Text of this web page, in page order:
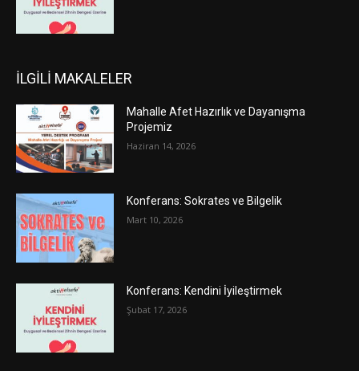
İLGİLİ MAKALELER
Mahalle Afet Hazırlık ve Dayanışma
Projemiz
Haziran 14, 2026
Konferans: Sokrates ve Bilgelik
Mart 10, 2026
Konferans: Kendini İyileştirmek
Şubat 17, 2026